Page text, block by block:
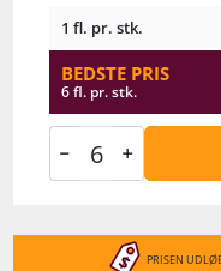
1 fl. pr. stk.
BEDSTE PRIS
6 fl. pr. stk.
PRISEN